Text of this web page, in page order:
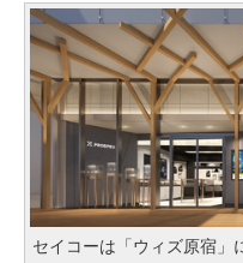
セイコーは「ウィズ原宿」